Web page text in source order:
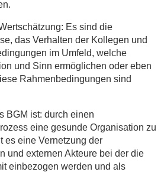
Es sind die
das Verhalten der Kollegen und
im Umfeld, welche
und Sinn ermöglichen oder eben
Rahmenbedingungen sind
BGM ist: durch einen
eine gesunde Organisation zu
es eine Vernetzung der
und externen Akteure bei der die
einbezogen werden und als